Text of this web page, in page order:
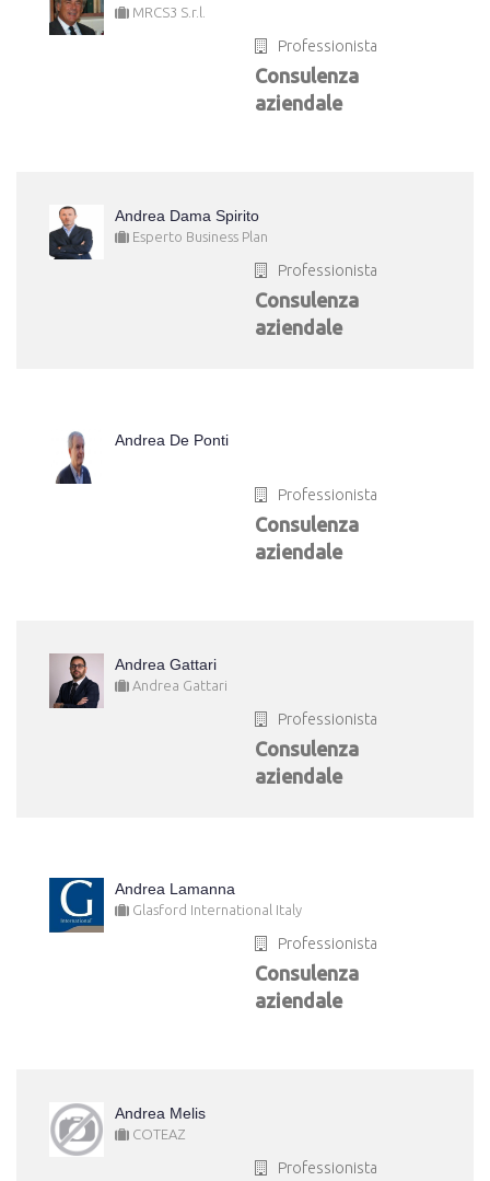
MRCS3 S.r.l.
Professionista
Consulenza
aziendale
Andrea Dama Spirito
Esperto Business Plan
Professionista
Consulenza
aziendale
Andrea De Ponti
Professionista
Consulenza
aziendale
Andrea Gattari
Andrea Gattari
Professionista
Consulenza
aziendale
Andrea Lamanna
Glasford International Italy
Professionista
Consulenza
aziendale
Andrea Melis
COTEAZ
Professionista